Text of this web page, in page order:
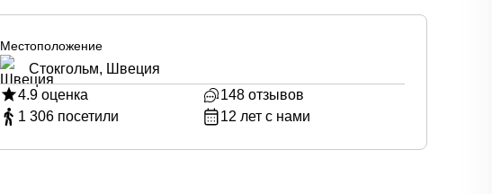
Местоположение
Стокгольм, Швеция
4.9 оценка 148 отзывов
1 306 посетили 12 лет с нами